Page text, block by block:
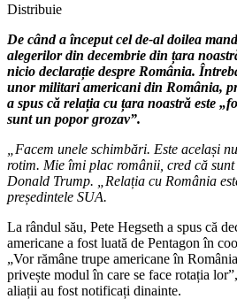
Distribuie
De când a început cel de-al doilea
alegerilor din decembrie din țara
nicio declarație despre România.
unor militari americani din România,
a spus că relația cu țara noastră este
sunt un popor grozav”.
„Facem unele schimbări. Este același
rotim. Mie îmi plac românii, cred că
Donald Trump. „Relația cu România
președintele SUA.
La rândul său, Pete Hegseth a spus că
americane a fost luată de Pentagon în
„Vor rămâne trupe americane în
privește modul în care se face rotația
aliații au fost notificați dinainte.